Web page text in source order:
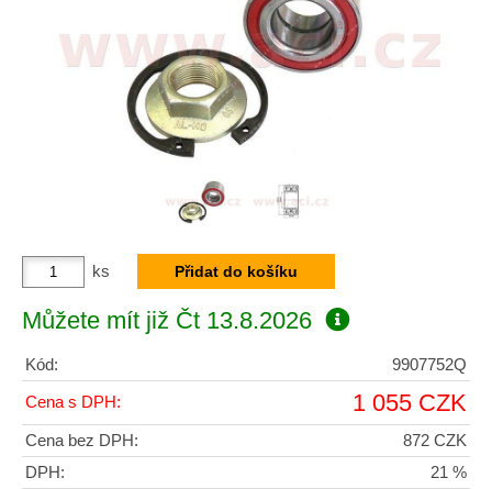
ks
Můžete mít již Čt 13.8.2026
Kód: 9907752Q
Cena s DPH: 1 055 CZK
Cena bez DPH:
872 CZK
DPH:
21 %